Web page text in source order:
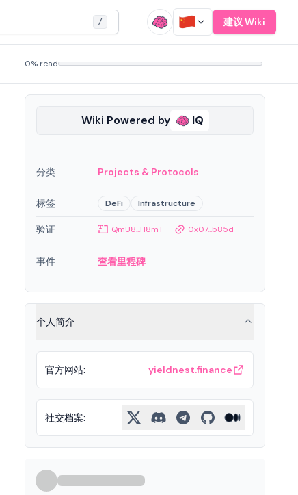
/ 建议 Wiki
0% read
Wiki Powered by IQ
分类 Projects & Protocols
标签 DeFi Infrastructure
验证 QmU8...H8mT 0x07...b85d
事件 查看里程碑
个人简介
官方网站: yieldnest.finance
社交档案: